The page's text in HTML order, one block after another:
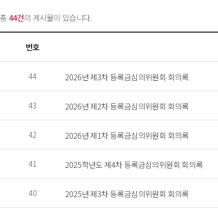
총 44건의 게시물이 있습니다.
번호
44 2026년 제3차 등록금심의위원회 회의록
43 2026년 제2차 등록금심의위원회 회의록
42 2026년 제1차 등록금심의위원회 회의록
41 2025학년도 제4차 등록금심의위원회 회의록
40 2025년 제3차 등록금심의위원회 회의록